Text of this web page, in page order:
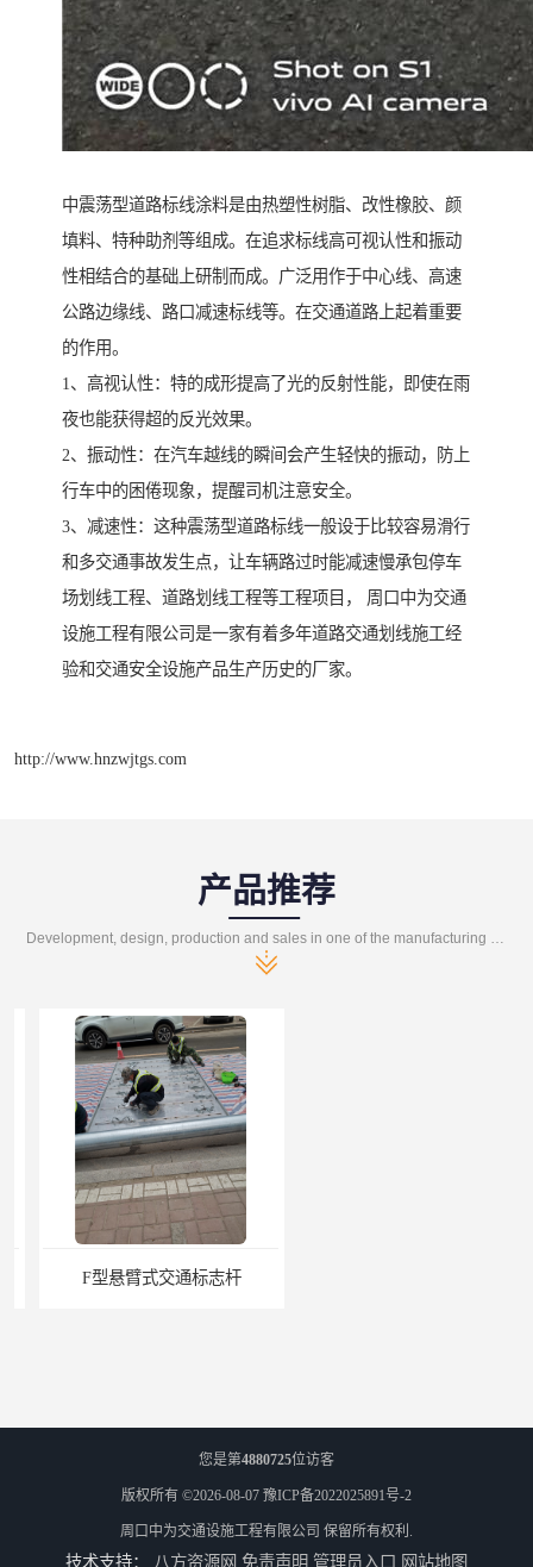
中震荡型道路标线涂料是由热塑性树脂、改性橡胶、颜
填料、特种助剂等组成。在追求标线高可视认性和振动
性相结合的基础上研制而成。广泛用作于中心线、高速
公路边缘线、路口减速标线等。在交通道路上起着重要
的作用。
1、高视认性：特的成形提高了光的反射性能，即使在雨
夜也能获得超的反光效果。
2、振动性：在汽车越线的瞬间会产生轻快的振动，防上
行车中的困倦现象，提醒司机注意安全。
3、减速性：这种震荡型道路标线一般设于比较容易滑行
和多交通事故发生点，让车辆路过时能减速慢承包停车
场划线工程、道路划线工程等工程项目， 周口中为交通
设施工程有限公司是一家有着多年道路交通划线施工经
验和交通安全设施产品生产历史的厂家。
http://www.hnzwjtgs.com
产品推荐
F型悬臂式交通标志杆
您是第4880725位访客
版权所有 ©2026-08-07 豫ICP备2022025891号-2
周口中为交通设施工程有限公司 保留所有权利.
技术支持： 八方资源网 免责声明 管理员入口 网站地图